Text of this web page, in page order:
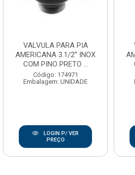
VALVULA PARA PIA
AMERICANA 3.1/2” INOX
COM PINO PRETO ...
Código: 174971
Embalagem: UNIDADE
LOGIN P/ VER
PREÇO